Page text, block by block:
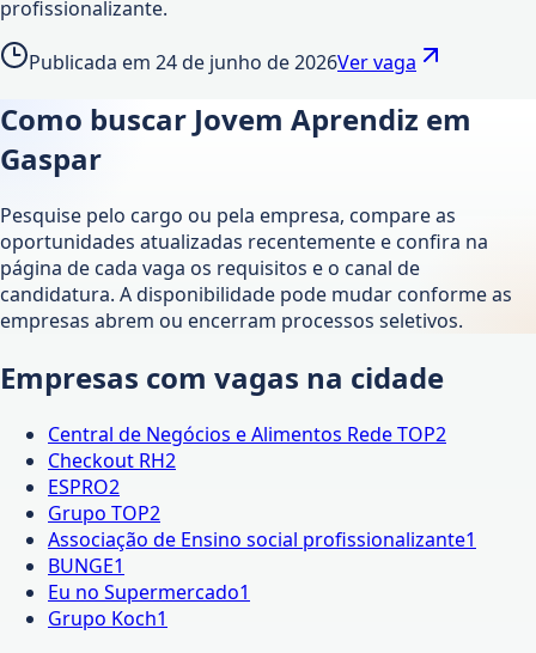
profissionalizante.
Publicada em 24 de junho de 2026Ver vaga
Como buscar Jovem Aprendiz em
Gaspar
Pesquise pelo cargo ou pela empresa, compare as
oportunidades atualizadas recentemente e confira na
página de cada vaga os requisitos e o canal de
candidatura. A disponibilidade pode mudar conforme as
empresas abrem ou encerram processos seletivos.
Empresas com vagas na cidade
Central de Negócios e Alimentos Rede TOP2
Checkout RH2
ESPRO2
Grupo TOP2
Associação de Ensino social profissionalizante1
BUNGE1
Eu no Supermercado1
Grupo Koch1